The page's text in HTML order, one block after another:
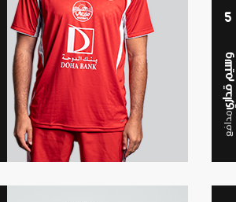
5
وسيم قداري
مدافع